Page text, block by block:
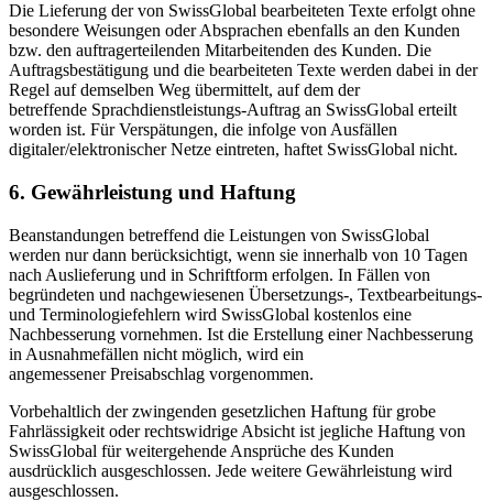
Die Lieferung der von SwissGlobal bearbeiteten Texte erfolgt ohne
besondere Weisungen oder Absprachen ebenfalls an den Kunden
bzw. den auftragerteilenden Mitarbeitenden des Kunden. Die
Auftragsbestätigung und die bearbeiteten Texte werden dabei in der
Regel auf demselben Weg übermittelt, auf dem der
betreffende Sprachdienstleistungs-Auftrag an SwissGlobal erteilt
worden ist. Für Verspätungen, die infolge von Ausfällen
digitaler/elektronischer Netze eintreten, haftet SwissGlobal nicht.
6. Gewährleistung und Haftung
Beanstandungen betreffend die Leistungen von SwissGlobal
werden nur dann berücksichtigt, wenn sie innerhalb von 10 Tagen
nach Auslieferung und in Schriftform erfolgen. In Fällen von
begründeten und nachgewiesenen Übersetzungs-, Textbearbeitungs-
und Terminologiefehlern wird SwissGlobal kostenlos eine
Nachbesserung vornehmen. Ist die Erstellung einer Nachbesserung
in Ausnahmefällen nicht möglich, wird ein
angemessener Preisabschlag vorgenommen.
Vorbehaltlich der zwingenden gesetzlichen Haftung für grobe
Fahrlässigkeit oder rechtswidrige Absicht ist jegliche Haftung von
SwissGlobal für weitergehende Ansprüche des Kunden
ausdrücklich ausgeschlossen. Jede weitere Gewährleistung wird
ausgeschlossen.